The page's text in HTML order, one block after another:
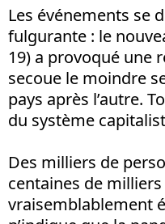
Les événements se
fulgurante : le
19) a provoqué une
secoue le moindre
pays après l’autre.
du système
Des milliers de
centaines de milliers
vraisemblablement